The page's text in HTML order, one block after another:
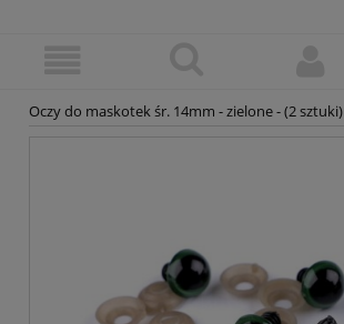
Oczy do maskotek śr. 14mm - zielone - (2 sztuki)